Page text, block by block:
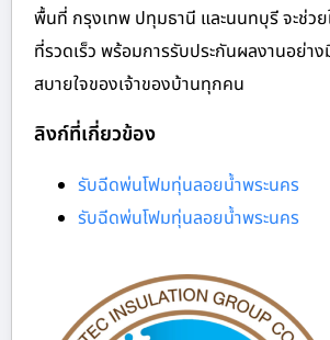
พื้นที่ กรุงเทพ ปทุมธานี และนนทบุรี จะช่ว
ที่รวดเร็ว พร้อมการรับประกันผลงานอย่า
สบายใจของเจ้าของบ้านทุกคน
ลิงก์ที่เกี่ยวข้อง
รับฉีดพ่นโฟมทุ่นลอยน้ำพระนคร
รับฉีดพ่นโฟมทุ่นลอยน้ำพระนคร